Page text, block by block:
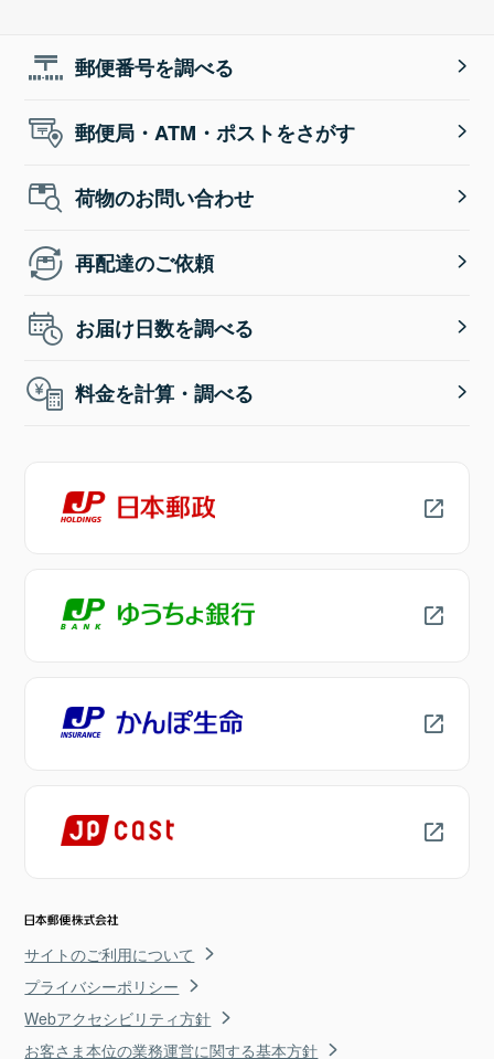
郵便番号を調べる
郵便局・ATM・ポストをさがす
荷物のお問い合わせ
再配達のご依頼
お届け日数を調べる
料金を計算・調べる
サイトのご利用について
プライバシーポリシー
Webアクセシビリティ方針
お客さま本位の業務運営に関する基本方針